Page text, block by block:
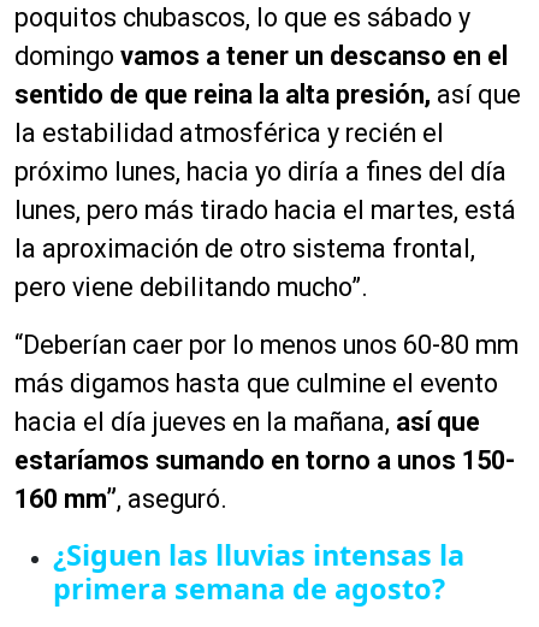
poquitos chubascos, lo que es sábado y
domingo vamos a tener un descanso en el
sentido de que reina la alta presión, así que
la estabilidad atmosférica y recién el
próximo lunes, hacia yo diría a fines del día
lunes, pero más tirado hacia el martes, está
la aproximación de otro sistema frontal,
pero viene debilitando mucho”.
“Deberían caer por lo menos unos 60-80 mm
más digamos hasta que culmine el evento
hacia el día jueves en la mañana, así que
estaríamos sumando en torno a unos 150-
160 mm”, aseguró.
¿Siguen las lluvias intensas la
primera semana de agosto?